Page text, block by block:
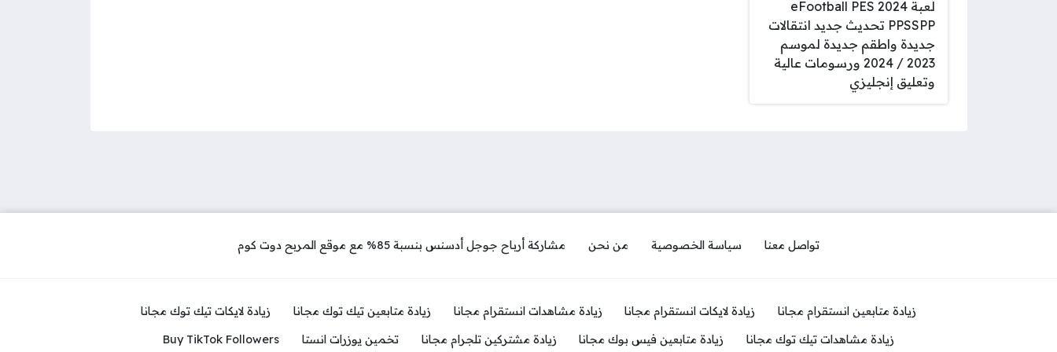
لعبة eFootball PES 2024
PPSSPP تحديث جديد انتقالات
جديدة واطقم جديدة لموسم
2023 / 2024 ورسومات عالية
وتعليق إنجليزي
تواصل معنا سياسة الخصوصية من نحن مشاركة أرباح جوجل أدسنس بنسبة 85% مع موقع المربح دوت كوم
زيادة متابعين انستقرام مجانا زيادة لايكات انستقرام مجانا زيادة مشاهدات انستقرام مجانا زيادة متابعين تيك توك مجانا
زيادة لايكات تيك توك مجانا
زيادة مشاهدات تيك توك مجانا
زيادة متابعين فيس بوك مجانا زيادة مشتركين تلجرام مجانا تخمين يوزرات انستا Buy TikTok Followers